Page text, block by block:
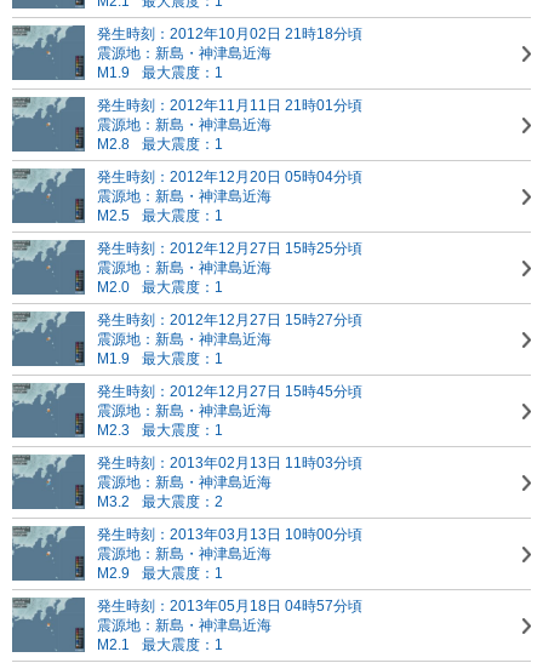
発生時刻：2012年10月02日 21時18分頃
震源地：新島・神津島近海
M1.9
最大震度：1
発生時刻：2012年11月11日 21時01分頃
震源地：新島・神津島近海
M2.8
最大震度：1
発生時刻：2012年12月20日 05時04分頃
震源地：新島・神津島近海
M2.5
最大震度：1
発生時刻：2012年12月27日 15時25分頃
震源地：新島・神津島近海
M2.0
最大震度：1
発生時刻：2012年12月27日 15時27分頃
震源地：新島・神津島近海
M1.9
最大震度：1
発生時刻：2012年12月27日 15時45分頃
震源地：新島・神津島近海
M2.3
最大震度：1
発生時刻：2013年02月13日 11時03分頃
震源地：新島・神津島近海
M3.2
最大震度：2
発生時刻：2013年03月13日 10時00分頃
震源地：新島・神津島近海
M2.9
最大震度：1
発生時刻：2013年05月18日 04時57分頃
震源地：新島・神津島近海
M2.1
最大震度：1